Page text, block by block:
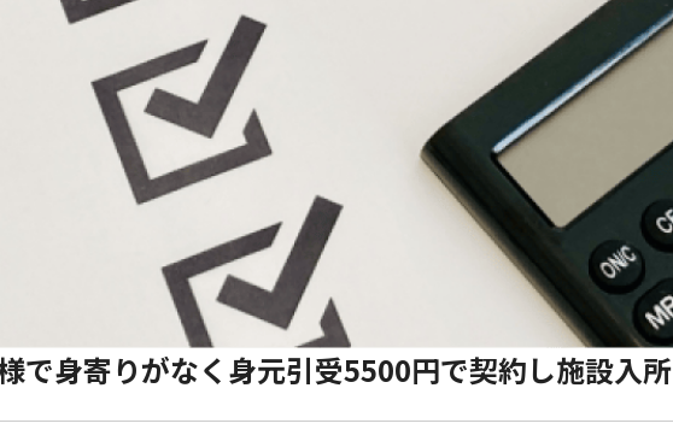
で身寄りがなく身元引受5500円で契約し施設入所